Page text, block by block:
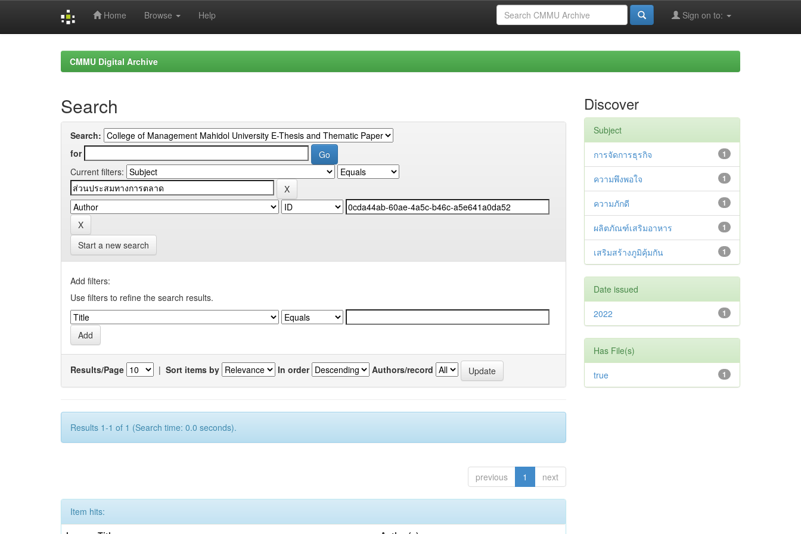
Home Browse Help Sign on to:
CMMU Digital Archive
Search
Search:
for
Current filters:
Start a new search
Add filters:
Use filters to refine the search results.
Results/Page | Sort items by In order Authors/record
Results 1-1 of 1 (Search time: 0.0 seconds).
previous 1 next
Item hits:
Discover
Subject
1
การจัดการธุรกิจ
1
ความพึงพอใจ
1
ความภักดี
1
ผลิตภัณฑ์เสริมอาหาร
1
เสริมสร้างภูมิคุ้มกัน
Date issued
1
2022
Has File(s)
1
true